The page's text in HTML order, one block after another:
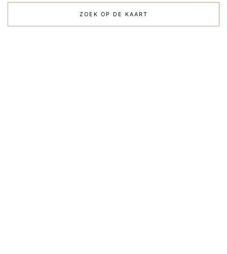
ZOEK OP DE KAART